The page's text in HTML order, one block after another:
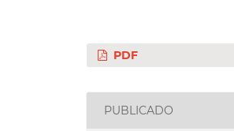
PDF
PUBLICADO